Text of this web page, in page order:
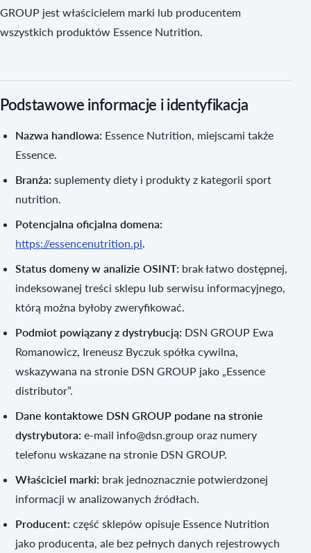
GROUP jest właścicielem marki lub producentem
wszystkich produktów Essence Nutrition.
Podstawowe informacje i identyfikacja
Nazwa handlowa: Essence Nutrition, miejscami także
Essence.
Branża: suplementy diety i produkty z kategorii sport
nutrition.
Potencjalna oficjalna domena:
https://essencenutrition.pl.
Status domeny w analizie OSINT: brak łatwo dostępnej,
indeksowanej treści sklepu lub serwisu informacyjnego,
którą można byłoby zweryfikować.
Podmiot powiązany z dystrybucją: DSN GROUP Ewa
Romanowicz, Ireneusz Byczuk spółka cywilna,
wskazywana na stronie DSN GROUP jako „Essence
distributor”.
Dane kontaktowe DSN GROUP podane na stronie
dystrybutora: e-mail info@dsn.group oraz numery
telefonu wskazane na stronie DSN GROUP.
Właściciel marki: brak jednoznacznie potwierdzonej
informacji w analizowanych źródłach.
Producent: część sklepów opisuje Essence Nutrition
jako producenta, ale bez pełnych danych rejestrowych